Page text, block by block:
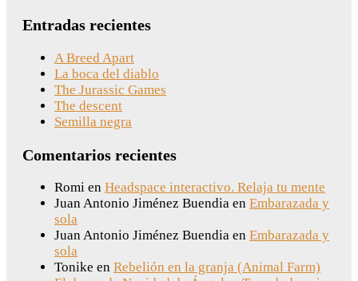
Entradas recientes
A Breed Apart
La boca del diablo
The Jurassic Games
The descent
Semilla negra
Comentarios recientes
Romi en Headspace interactivo. Relaja tu mente
Juan Antonio Jiménez Buendia en Embarazada y
sola
Juan Antonio Jiménez Buendia en Embarazada y
sola
Tonike en Rebelión en la granja (Animal Farm)